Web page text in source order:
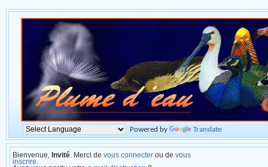
Powered by Translate
Bienvenue, Invité . Merci de vous connecter ou de vous
inscrire